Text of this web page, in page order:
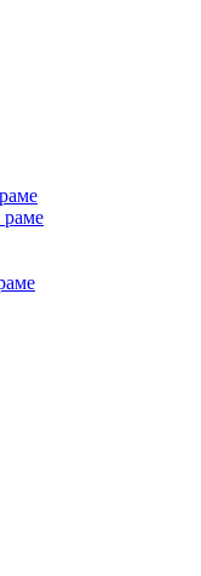
раме